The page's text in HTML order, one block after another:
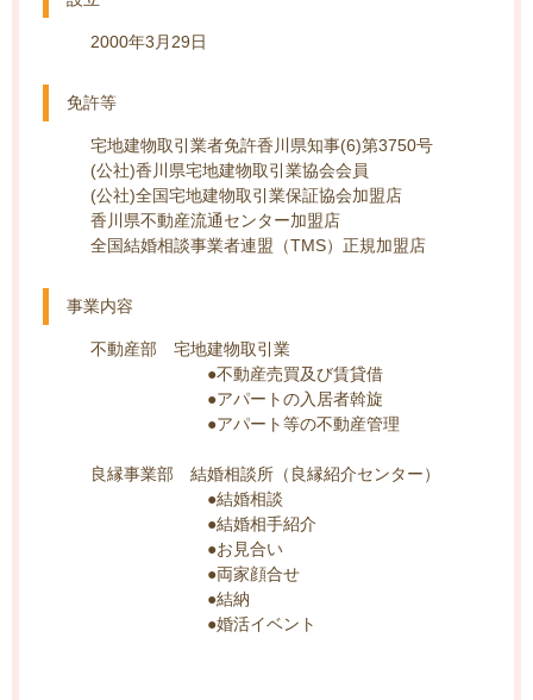
2000年3月29日
免許等
宅地建物取引業者免許香川県知事(6)第3750号
(公社)香川県宅地建物取引業協会会員
(公社)全国宅地建物取引業保証協会加盟店
香川県不動産流通センター加盟店
全国結婚相談事業者連盟（TMS）正規加盟店
事業内容
不動産部 宅地建物取引業
●不動産売買及び賃貸借
●アパートの入居者斡旋
●アパート等の不動産管理
良縁事業部 結婚相談所（良縁紹介センター）
●結婚相談
●結婚相手紹介
●お見合い
●両家顔合せ
●結納
●婚活イベント